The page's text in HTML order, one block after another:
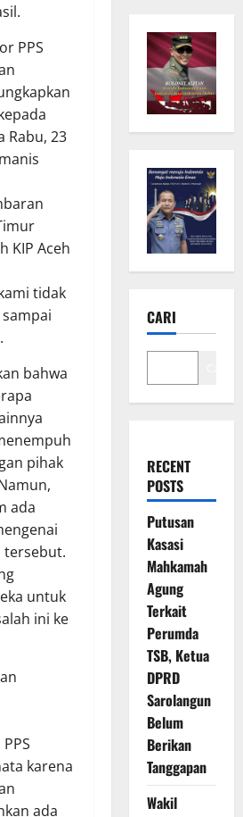
PPS
Rabu, 23
KIP Aceh
tidak
bahwa
pihak
ada
tersebut.
untuk
ini ke
karena
ada
CARI
RECENT
POSTS
Putusan
Kasasi
Mahkamah
Agung
Terkait
Perumda
TSB, Ketua
DPRD
Sarolangun
Belum
Berikan
Tanggapan
Wakil